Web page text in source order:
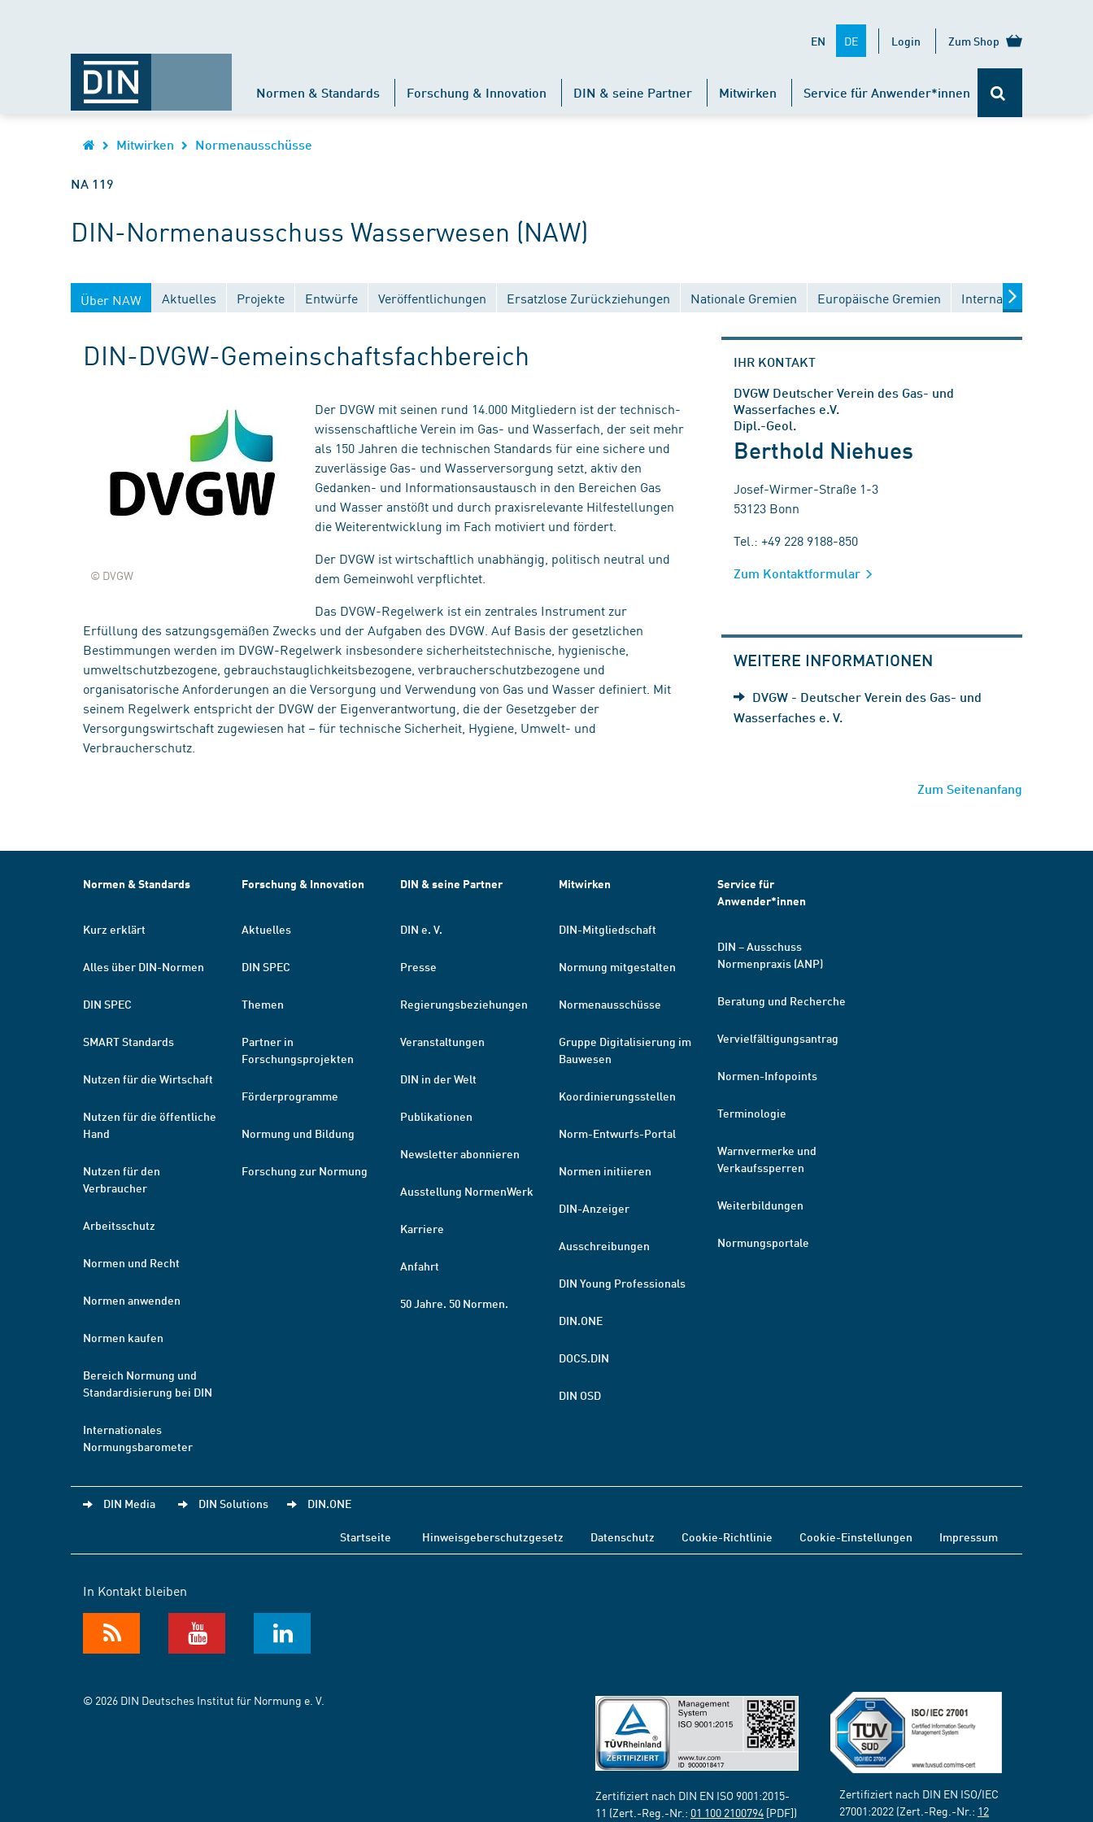
EN DE Login Zum Shop
Normen & Standards Forschung & Innovation DIN & seine Partner Mitwirken Service für Anwender*innen
Mitwirken Normenausschüsse
NA 119
DIN-Normenausschuss Wasserwesen (NAW)
Über NAW Aktuelles Projekte Entwürfe Veröffentlichungen Ersatzlose Zurückziehungen Nationale Gremien Europäische Gremien Internationale Gremien
DIN-DVGW-Gemeinschaftsfachbereich
© DVGW
Der DVGW mit seinen rund 14.000 Mitgliedern ist der technisch-
wissenschaftliche Verein im Gas- und Wasserfach, der seit mehr
als 150 Jahren die technischen Standards für eine sichere und
zuverlässige Gas- und Wasserversorgung setzt, aktiv den
Gedanken- und Informationsaustausch in den Bereichen Gas
und Wasser anstößt und durch praxisrelevante Hilfestellungen
die Weiterentwicklung im Fach motiviert und fördert.
Der DVGW ist wirtschaftlich unabhängig, politisch neutral und
dem Gemeinwohl verpflichtet.
Das DVGW-Regelwerk ist ein zentrales Instrument zur
Erfüllung des satzungsgemäßen Zwecks und der Aufgaben des DVGW. Auf Basis der gesetzlichen
Bestimmungen werden im DVGW-Regelwerk insbesondere sicherheitstechnische, hygienische,
umweltschutzbezogene, gebrauchstauglichkeitsbezogene, verbraucherschutzbezogene und
organisatorische Anforderungen an die Versorgung und Verwendung von Gas und Wasser definiert. Mit
seinem Regelwerk entspricht der DVGW der Eigenverantwortung, die der Gesetzgeber der
Versorgungswirtschaft zugewiesen hat – für technische Sicherheit, Hygiene, Umwelt- und
Verbraucherschutz.
IHR KONTAKT
DVGW Deutscher Verein des Gas- und
Wasserfaches e.V.
Dipl.-Geol.
Berthold Niehues
Josef-Wirmer-Straße 1-3
53123 Bonn
Tel.: +49 228 9188-850
Zum Kontaktformular
WEITERE INFORMATIONEN
DVGW - Deutscher Verein des Gas- und
Wasserfaches e. V.
Zum Seitenanfang
Normen & Standards
Kurz erklärt
Alles über DIN-Normen
DIN SPEC
SMART Standards
Nutzen für die Wirtschaft
Nutzen für die öffentliche
Hand
Nutzen für den
Verbraucher
Arbeitsschutz
Normen und Recht
Normen anwenden
Normen kaufen
Bereich Normung und
Standardisierung bei DIN
Internationales
Normungsbarometer
Forschung & Innovation
Aktuelles
DIN SPEC
Themen
Partner in
Forschungsprojekten
Förderprogramme
Normung und Bildung
Forschung zur Normung
DIN & seine Partner
DIN e. V.
Presse
Regierungsbeziehungen
Veranstaltungen
DIN in der Welt
Publikationen
Newsletter abonnieren
Ausstellung NormenWerk
Karriere
Anfahrt
50 Jahre. 50 Normen.
Mitwirken
DIN-Mitgliedschaft
Normung mitgestalten
Normenausschüsse
Gruppe Digitalisierung im
Bauwesen
Koordinierungsstellen
Norm-Entwurfs-Portal
Normen initiieren
DIN-Anzeiger
Ausschreibungen
DIN Young Professionals
DIN.ONE
DOCS.DIN
DIN OSD
Service für
Anwender*innen
DIN – Ausschuss
Normenpraxis (ANP)
Beratung und Recherche
Vervielfältigungsantrag
Normen-Infopoints
Terminologie
Warnvermerke und
Verkaufssperren
Weiterbildungen
Normungsportale
DIN Media DIN Solutions DIN.ONE
Startseite Hinweisgeberschutzgesetz Datenschutz Cookie-Richtlinie Cookie-Einstellungen Impressum
In Kontakt bleiben
© 2026 DIN Deutsches Institut für Normung e. V.
Zertifiziert nach DIN EN ISO 9001:2015-
11 (Zert.-Reg.-Nr.: 01 100 2100794 [PDF])
Zertifiziert nach DIN EN ISO/IEC
27001:2022 (Zert.-Reg.-Nr.: 12